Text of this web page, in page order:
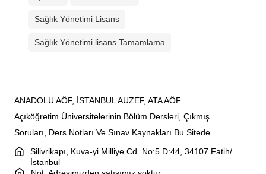
Sağlık Yönetimi Lisans
Sağlık Yönetimi lisans Tamamlama
ANADOLU AÖF, İSTANBUL AUZEF, ATA AÖF
Açıköğretim Üniversitelerinin Bölüm Dersleri, Çıkmış
Soruları, Ders Notları Ve Sınav Kaynakları Bu Sitede.
Silivrikapı, Kuva-yi Milliye Cd. No:5 D:44, 34107 Fatih/
İstanbul